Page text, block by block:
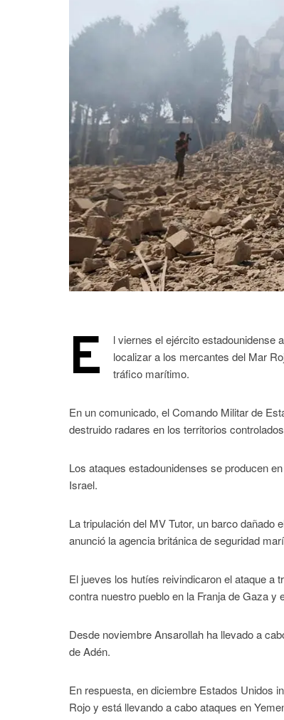
E
l viernes el ejército estadounidense
localizar a los mercantes del Mar
tráfico marítimo.
En un comunicado, el Comando Militar de
destruido radares en los territorios
Los ataques estadounidenses se producen
Israel.
La tripulación del MV Tutor, un barco
anunció la agencia británica de seguridad
El jueves los hutíes reivindicaron el ataque a
contra nuestro pueblo en la Franja de Gaza
Desde noviembre Ansarollah ha llevado a
de Adén.
En respuesta, en diciembre Estados Unidos
Rojo y está llevando a cabo ataques en